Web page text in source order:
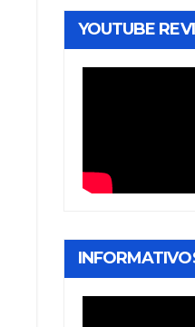
YOUTUBE